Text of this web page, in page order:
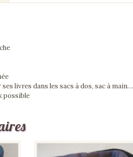
livres dans les sacs à dos, sac à main…
possible